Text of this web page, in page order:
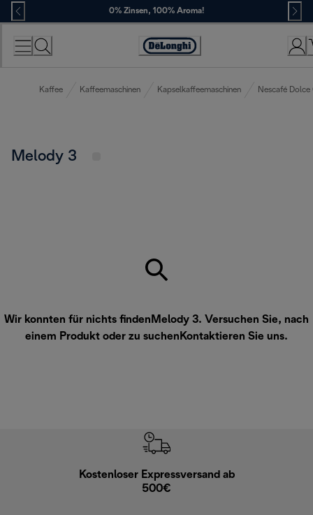
Skip
to
Content
0% Zinsen, 100% Aroma!
Erklärung
Zugänglichkeit
Kaffee Kaffeemaschinen Kapselkaffeemaschinen Nescafé Dolce
Melody 3
Wir konnten für nichts findenMelody 3. Versuchen Sie, nach
einem Produkt oder zu suchen Kontaktieren Sie uns.
Kostenloser Expressversand ab
500€